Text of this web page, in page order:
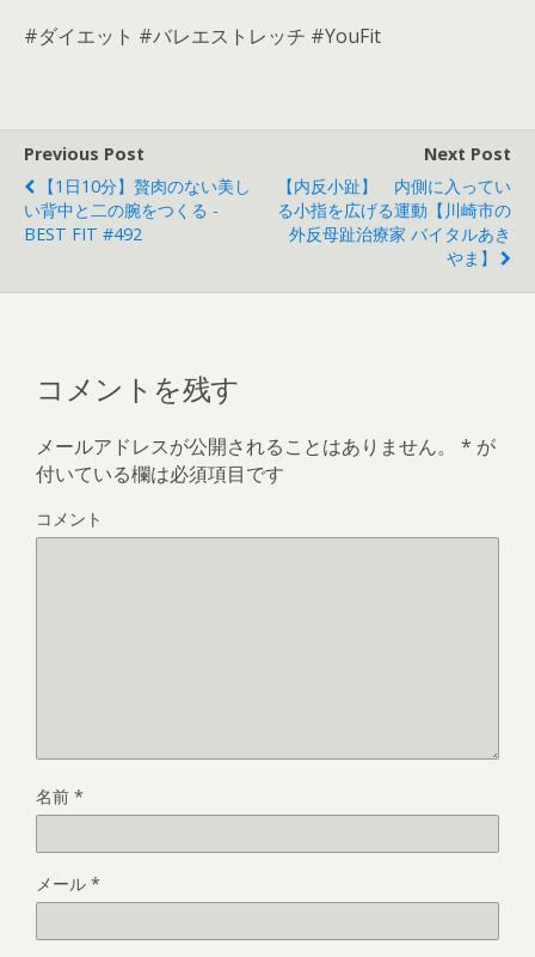
#ダイエット #バレエストレッチ #YouFit
Previous Post
【1日10分】贅肉のない美し
い背中と二の腕をつくる -
BEST FIT #492
Next Post
【内反小趾】 内側に入ってい
る小指を広げる運動【川崎市の
外反母趾治療家 バイタルあき
やま】
コメントを残す
メールアドレスが公開されることはありません。 * が
付いている欄は必須項目です
コメント
名前 *
メール *